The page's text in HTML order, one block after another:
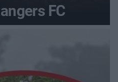
FC